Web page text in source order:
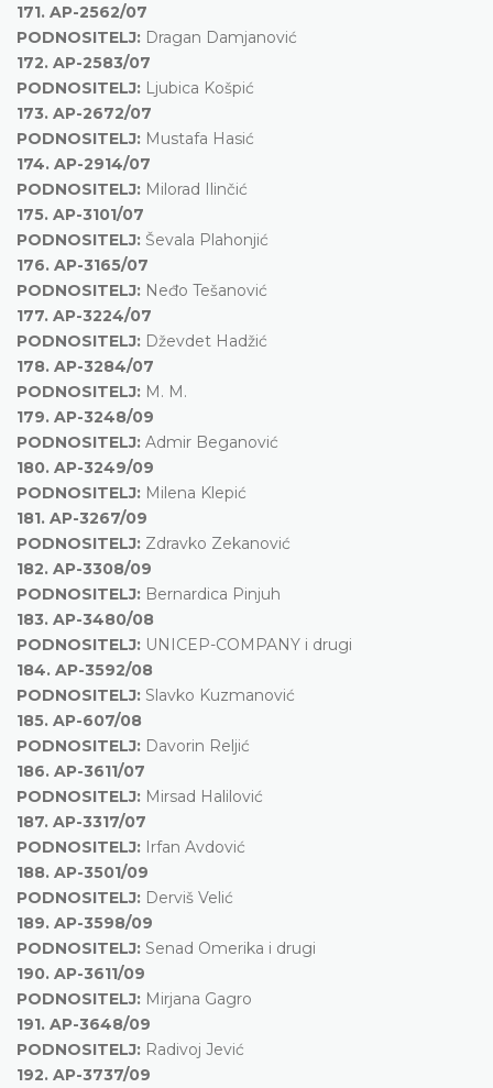
171. AP-2562/07
PODNOSITELJ: Dragan Damjanović
172. AP-2583/07
PODNOSITELJ: Ljubica Košpić
173. AP-2672/07
PODNOSITELJ: Mustafa Hasić
174. AP-2914/07
PODNOSITELJ: Milorad Ilinčić
175. AP-3101/07
PODNOSITELJ: Ševala Plahonjić
176. AP-3165/07
PODNOSITELJ: Neđo Tešanović
177. AP-3224/07
PODNOSITELJ: Dževdet Hadžić
178. AP-3284/07
PODNOSITELJ: M. M.
179. AP-3248/09
PODNOSITELJ: Admir Beganović
180. AP-3249/09
PODNOSITELJ: Milena Klepić
181. AP-3267/09
PODNOSITELJ: Zdravko Zekanović
182. AP-3308/09
PODNOSITELJ: Bernardica Pinjuh
183. AP-3480/08
PODNOSITELJ: UNICEP-COMPANY i drugi
184. AP-3592/08
PODNOSITELJ: Slavko Kuzmanović
185. AP-607/08
PODNOSITELJ: Davorin Reljić
186. AP-3611/07
PODNOSITELJ: Mirsad Halilović
187. AP-3317/07
PODNOSITELJ: Irfan Avdović
188. AP-3501/09
PODNOSITELJ: Derviš Velić
189. AP-3598/09
PODNOSITELJ: Senad Omerika i drugi
190. AP-3611/09
PODNOSITELJ: Mirjana Gagro
191. AP-3648/09
PODNOSITELJ: Radivoj Jević
192. AP-3737/09